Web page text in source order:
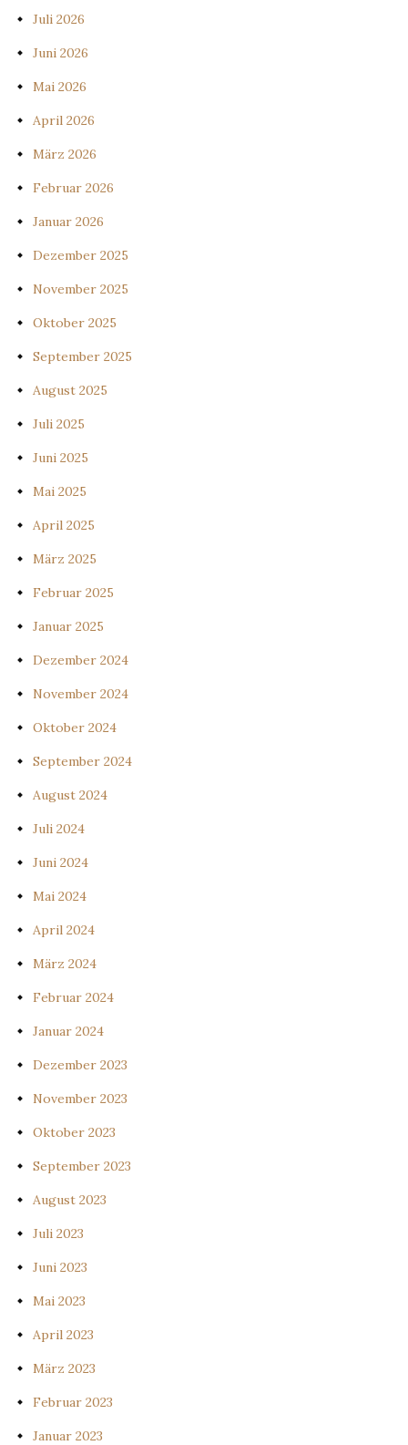
Juli 2026
Juni 2026
Mai 2026
April 2026
März 2026
Februar 2026
Januar 2026
Dezember 2025
November 2025
Oktober 2025
September 2025
August 2025
Juli 2025
Juni 2025
Mai 2025
April 2025
März 2025
Februar 2025
Januar 2025
Dezember 2024
November 2024
Oktober 2024
September 2024
August 2024
Juli 2024
Juni 2024
Mai 2024
April 2024
März 2024
Februar 2024
Januar 2024
Dezember 2023
November 2023
Oktober 2023
September 2023
August 2023
Juli 2023
Juni 2023
Mai 2023
April 2023
März 2023
Februar 2023
Januar 2023